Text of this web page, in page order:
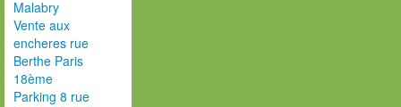
Malabry
Vente aux
encheres rue
Berthe Paris
18ème
Parking 8 rue